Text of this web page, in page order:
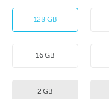
128 GB
16 GB
2 GB